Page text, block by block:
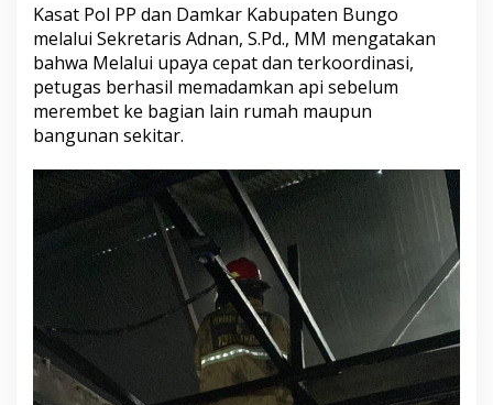
Kasat Pol PP dan Damkar Kabupaten Bungo
melalui Sekretaris Adnan, S.Pd., MM mengatakan
bahwa Melalui upaya cepat dan terkoordinasi,
petugas berhasil memadamkan api sebelum
merembet ke bagian lain rumah maupun
bangunan sekitar.